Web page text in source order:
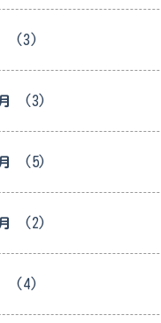
(3)
(3)
(5)
(2)
(4)